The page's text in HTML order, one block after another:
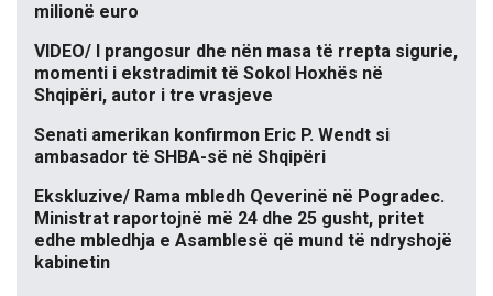
milionë euro
VIDEO/ I prangosur dhe nën masa të rrepta sigurie,
momenti i ekstradimit të Sokol Hoxhës në
Shqipëri, autor i tre vrasjeve
Senati amerikan konfirmon Eric P. Wendt si
ambasador të SHBA-së në Shqipëri
Ekskluzive/ Rama mbledh Qeverinë në Pogradec.
Ministrat raportojnë më 24 dhe 25 gusht, pritet
edhe mbledhja e Asamblesë që mund të ndryshojë
kabinetin